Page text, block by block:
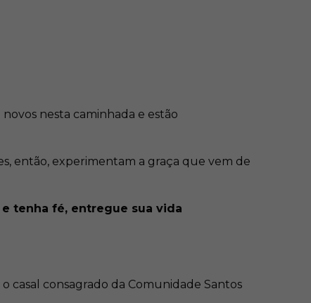
nesta caminhada e estão
então, experimentam a graça que vem de
tenha fé, entregue sua vida
casal consagrado da Comunidade Santos